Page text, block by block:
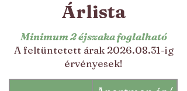
Árlista
Minimum 2 éjszaka foglalható
A feltüntetett árak 2026.08.31-ig
érvényesek!